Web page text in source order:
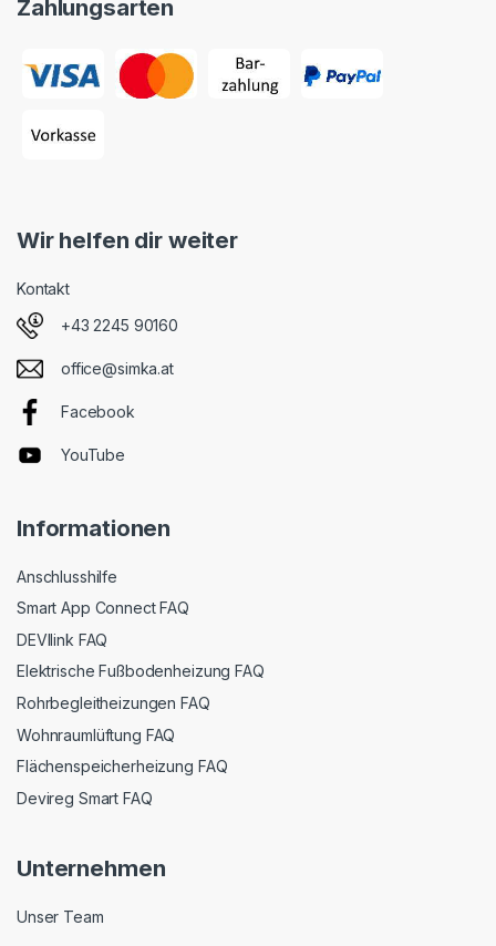
Zahlungsarten
Wir helfen dir weiter
Kontakt
+43 2245 90160
office@simka.at
Facebook
YouTube
Informationen
Anschlusshilfe
Smart App Connect FAQ
DEVIlink FAQ
Elektrische Fußbodenheizung FAQ
Rohrbegleitheizungen FAQ
Wohnraumlüftung FAQ
Flächenspeicherheizung FAQ
Devireg Smart FAQ
Unternehmen
Unser Team